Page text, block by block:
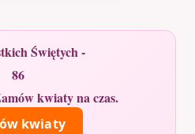
Świętych -
86
kwiaty na czas.
kwiaty